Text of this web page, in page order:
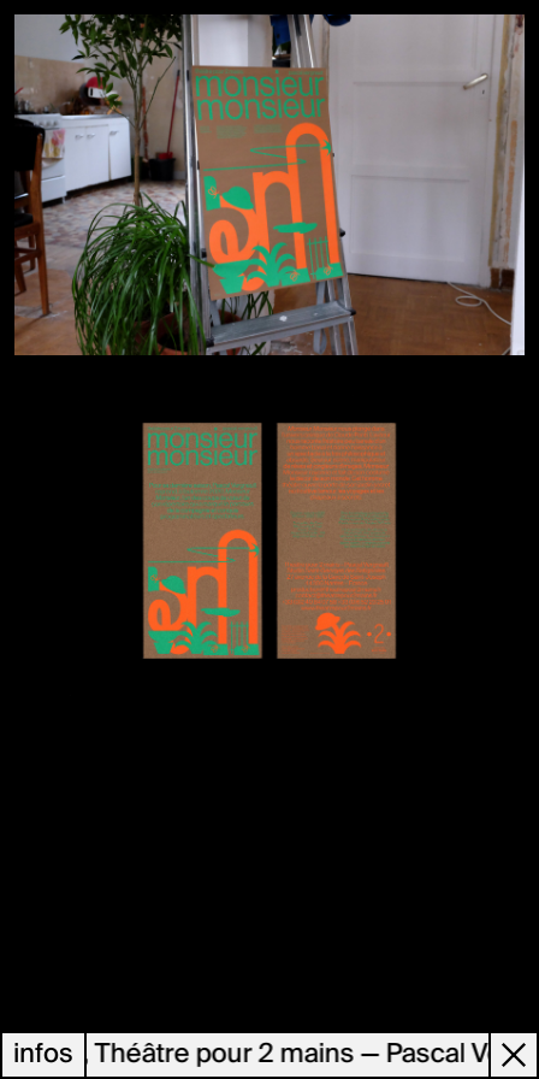
infos Théâtre pour 2 mains — Pascal